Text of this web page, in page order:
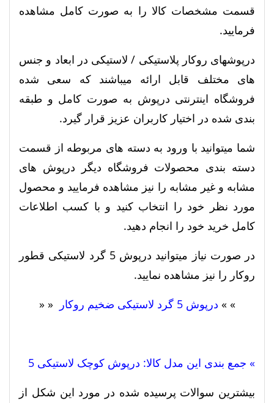
قسمت مشخصات کالا را به صورت کامل مشاهده
فرمایید.
درپوشهای روکار پلاستیکی / لاستیکی در ابعاد و جنس
های مختلف قابل ارائه میباشند که سعی شده
فروشگاه اینترنتی درپوش به صورت کامل و طبقه
بندی شده در اختیار کاربران عزیز قرار گیرد.
شما میتوانید با ورود به دسته های مربوطه از قسمت
دسته بندی محصولات فروشگاه دیگر درپوش های
مشابه و غیر مشابه را نیز مشاهده فرمایید و محصول
مورد نظر خود را انتخاب کنید و با کسب اطلاعات
کامل خرید خود را انجام دهید.
در صورت نیاز میتوانید درپوش 5 گرد لاستیکی قطور
روکار را نیز مشاهده نمایید.
» » درپوش 5 گرد لاستیکی ضخیم روکار « «
» جمع بندی این مدل کالا: درپوش کوچک لاستیکی 5
بیشترین سوالات پرسیده شده در مورد این شکل از